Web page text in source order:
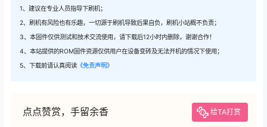
1、建议在专业人员指导下刷机；
2、刷机有风险也有乐趣，一切源于刷机导致后果自负，刷机小站概不负责；
3、本固件仅供测试和技术交流使用，请下载后12小时内删除，谢谢合作！
4、本站提供的ROM固件资源仅供用户在设备变砖及无法开机的情况下使用；
5、下载前请认真阅读 《免责声明》
点点赞赏，手留余香 给TA打赏